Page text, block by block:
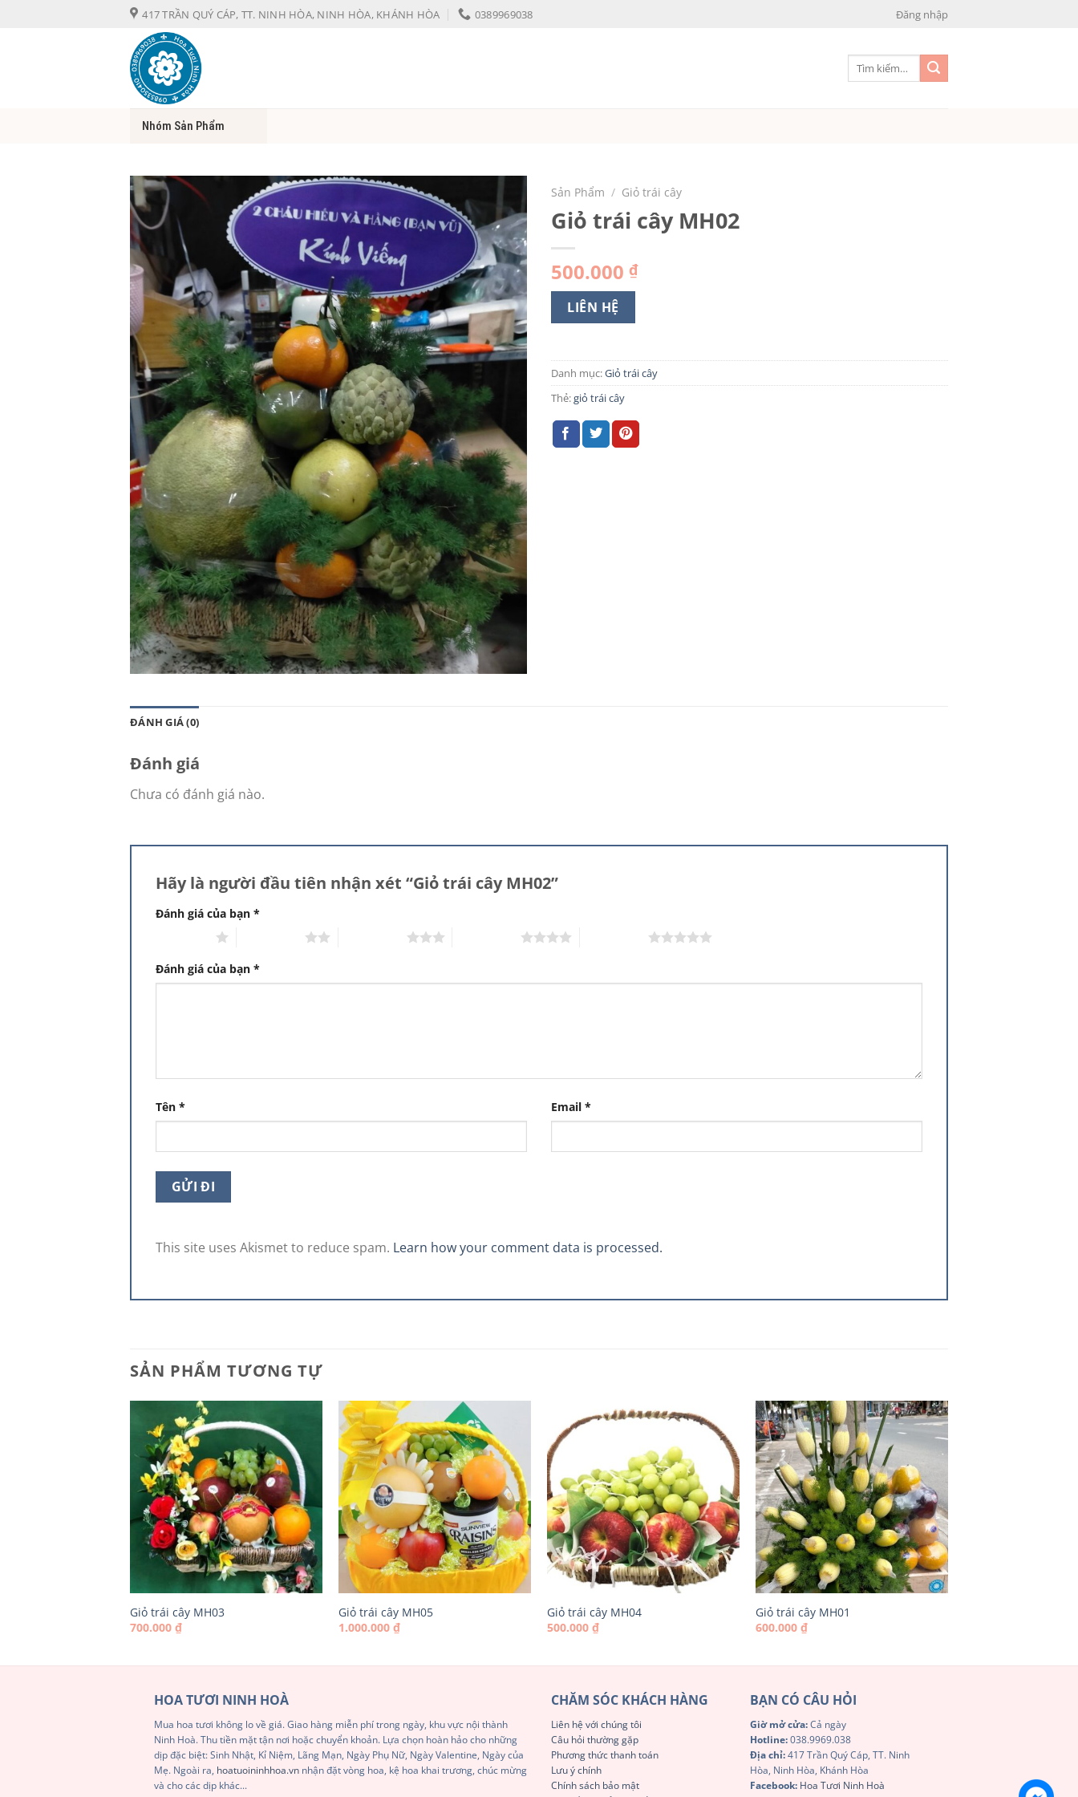
417 TRẦN QUÝ CÁP, TT. NINH HÒA, NINH HÒA, KHÁNH HÒA 0389969038 Đăng nhập
Tìm
Nhóm Sản Phẩm
Sản Phẩm / Giỏ trái cây
Giỏ trái cây MH02
500.000 ₫
LIÊN HỆ
Danh mục:Giỏ trái cây
Thẻ:giỏ trái cây
ĐÁNH GIÁ (0)
Đánh giá
Chưa có đánh giá nào.
Hãy là người đầu tiên nhận xét “Giỏ trái cây MH02”
Đánh giá của bạn *
Đánh giá của bạn *
Tên * Email *
This site uses Akismet to reduce spam. Learn how your comment data is processed.
SẢN PHẨM TƯƠNG TỰ
Giỏ trái cây MH03
700.000 ₫
Giỏ trái cây MH05
1.000.000 ₫
Giỏ trái cây MH04
500.000 ₫
Giỏ trái cây MH01
600.000 ₫
HOA TƯƠI NINH HOÀ
Mua hoa tươi không lo về giá. Giao hàng miễn phí trong ngày, khu vực nội thành
Ninh Hoà. Thu tiền mặt tận nơi hoặc chuyển khoản. Lựa chọn hoàn hảo cho những
dịp đặc biệt: Sinh Nhật, Kỉ Niệm, Lãng Mạn, Ngày Phụ Nữ, Ngày Valentine, Ngày của
Mẹ. Ngoài ra, hoatuoininhhoa.vn nhận đặt vòng hoa, kệ hoa khai trương, chúc mừng
và cho các dịp khác...
CHĂM SÓC KHÁCH HÀNG
Liên hệ với chúng tôi
Câu hỏi thường gặp
Phương thức thanh toán
Lưu ý chính
Chính sách bảo mật
BẠN CÓ CÂU HỎI
Giờ mở cửa:Cả ngày
Hotline:038.9969.038
Địa chỉ:417 Trần Quý Cáp, TT. Ninh
Hòa, Ninh Hòa, Khánh Hòa
Facebook: Hoa Tươi Ninh Hoà